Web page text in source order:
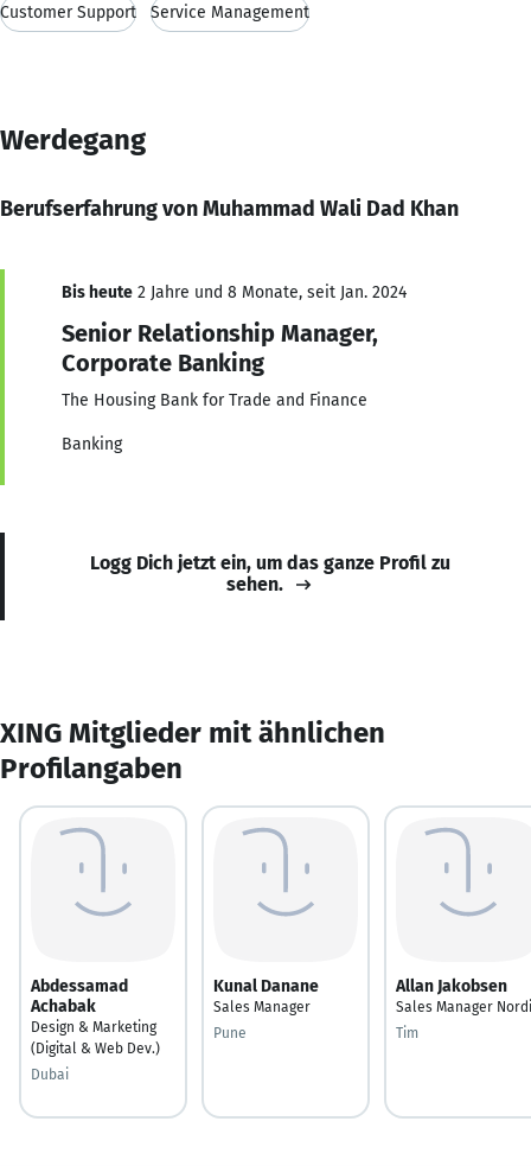
Customer Support Service Management
Werdegang
Berufserfahrung von Muhammad Wali Dad Khan
Bis heute 2 Jahre und 8 Monate, seit Jan. 2024
Senior Relationship Manager,
Corporate Banking
The Housing Bank for Trade and Finance
Banking
Logg Dich jetzt ein, um das ganze Profil zu
sehen.
XING Mitglieder mit ähnlichen
Profilangaben
Abdessamad
Achabak
Design & Marketing
(Digital & Web Dev.)
Dubai
Kunal Danane
Sales Manager
Pune
Allan Jakobsen
Sales Manager
Tim